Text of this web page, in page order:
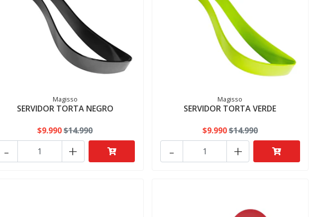
Magisso
SERVIDOR TORTA NEGRO
$9.990$14.990
+
-
Magisso
SERVIDOR TORTA VERDE
$9.990$14.990
+
-